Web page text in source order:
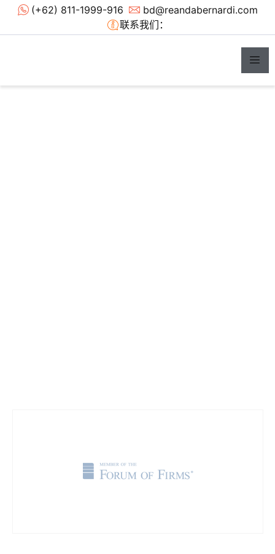
(+62) 811-1999-916
bd@reandabernardi.com
联系我们：